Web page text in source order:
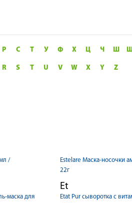
Р С Т У Ф Х Ц Ч Ш
R S T U V W X Y Z
/
маска для
Estelare Маска-носочки
22г
Et
Etat Pur cыворотка с